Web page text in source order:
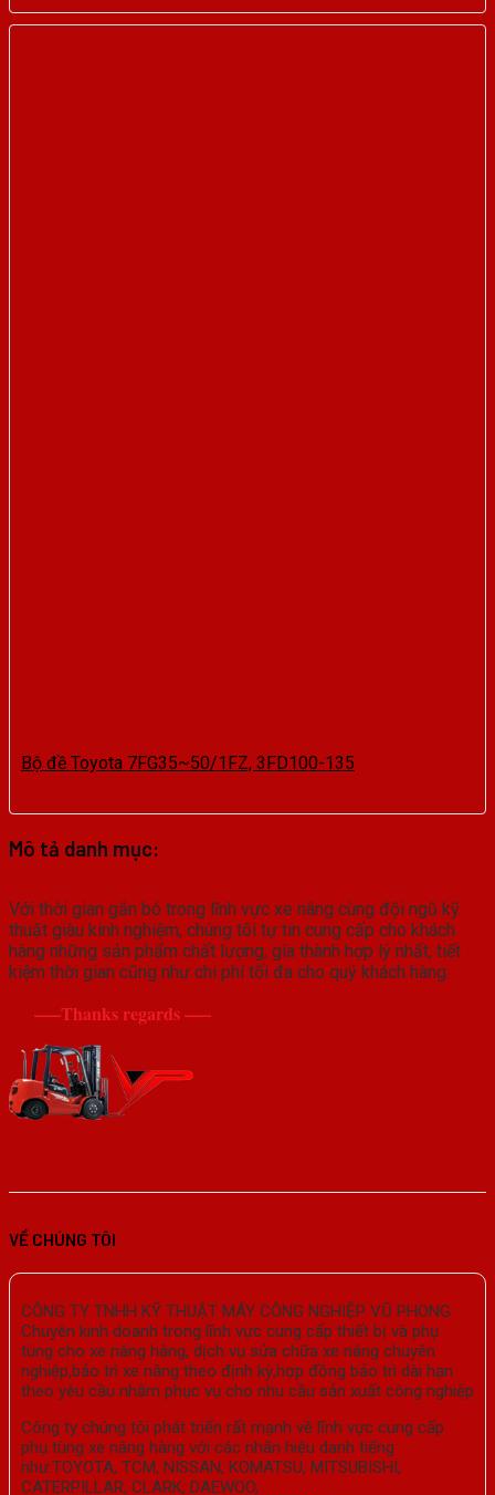
Bộ đề Toyota 7FG35~50/1FZ, 3FD100-135
Mô tả danh mục:
Với thời gian gắn bó trong lĩnh vực xe nâng cùng đội ngũ kỹ
thuật giàu kinh nghiệm, chúng tôi tự tin cung cấp cho khách
hàng những sản phẩm chất lượng, gía thành hợp lý nhất, tiết
kiệm thời gian cũng như chi phí tối đa cho quý khách hàng.
—–Thanks regards —–
VỀ CHÚNG TÔI
CÔNG TY TNHH KỸ THUẬT MÁY CÔNG NGHIỆP VŨ PHONG
Chuyên kinh doanh trong lĩnh vực cung cấp thiết bị và phụ
tùng cho xe nâng hàng, dịch vụ sửa chữa xe nâng chuyên
nghiệp,bảo trì xe nâng theo định kỳ,hợp đồng bảo trì dài hạn
theo yêu cầu nhằm phục vụ cho nhu cầu sản xuất công nghiệp
Công ty chúng tôi phát triển rất mạnh về lĩnh vực cung cấp
phụ tùng xe nâng hàng với các nhãn hiệu danh tiếng
như:TOYOTA, TCM, NISSAN, KOMATSU, MITSUBISHI,
CATERPILLAR, CLARK, DAEWOO,